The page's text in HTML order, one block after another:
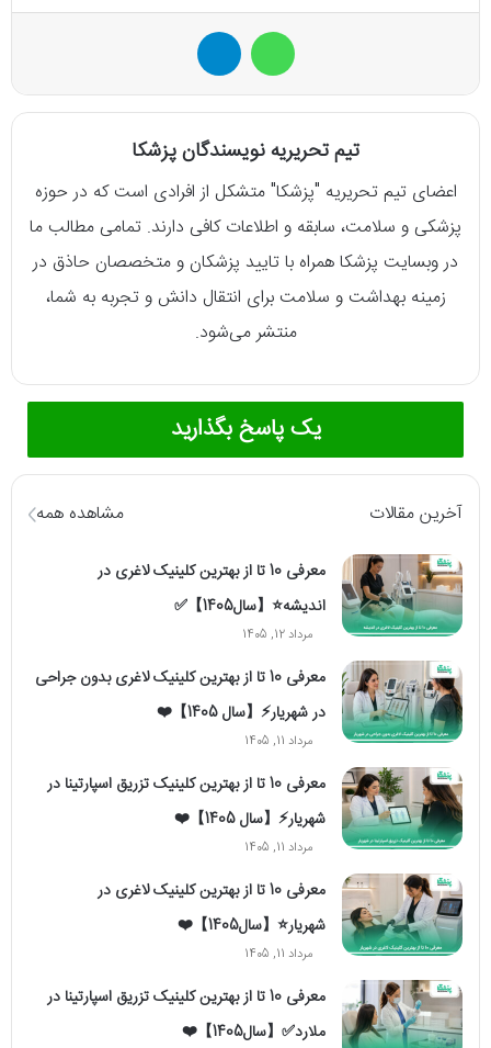
واتس آپ
تیم تحریریه نویسندگان پزشکا
اعضای تیم تحریریه "پزشکا" متشکل از افرادی است که در حوزه
پزشکی و سلامت، سابقه و اطلاعات کافی دارند. تمامی مطالب ما
در وبسایت پزشکا همراه با تایید پزشکان و متخصصان حاذق در
زمینه بهداشت و سلامت برای انتقال دانش و تجربه به شما،
منتشر می‌شود.
یک پاسخ بگذارید
آخرین مقالات مشاهده همه
معرفی 10 تا از بهترین کلینیک لاغری در
اندیشه⭐【سال1405】✅
مرداد 12, 1405
معرفی 10 تا از بهترین کلینیک لاغری بدون جراحی
در شهریار⚡【سال 1405】❤️
مرداد 11, 1405
معرفی 10 تا از بهترین کلینیک تزریق اسپارتینا در
شهریار⚡【سال 1405】❤️
مرداد 11, 1405
معرفی 10 تا از بهترین کلینیک لاغری در
شهریار⭐【سال1405】❤️
مرداد 11, 1405
معرفی 10 تا از بهترین کلینیک تزریق اسپارتینا در
ملارد✅【سال1405】❤️